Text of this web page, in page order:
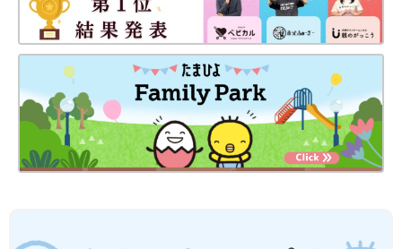
て少し変わったように思います。
＜妊娠後期＞赤ちゃんと私のおなかがどんどん成
妊娠28週目のエコー写真 3D画像を撮影することを決意